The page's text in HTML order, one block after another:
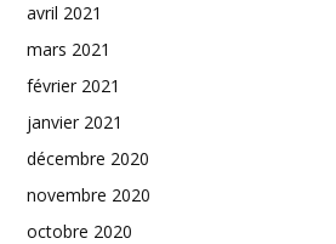
avril 2021
mars 2021
février 2021
janvier 2021
décembre 2020
novembre 2020
octobre 2020